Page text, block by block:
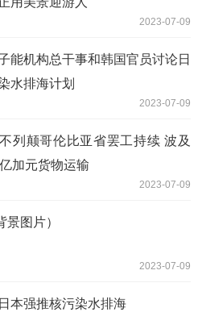
2023-07-09
能机构总干事和韩国官员讨论日
水排海计划
2023-07-09
列颠哥伦比亚省罢工持续 波及
加元货物运输
2023-07-09
图片）
2023-07-09
本强推核污染水排海